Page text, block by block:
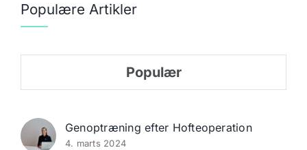
Populære Artikler
Populær
Genoptræning efter Hofteoperation
4. marts 2024